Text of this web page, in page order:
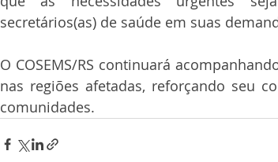
secretários(as) de saúde em suas
O COSEMS/RS continuará
nas regiões afetadas, reforçando seu
comunidades.